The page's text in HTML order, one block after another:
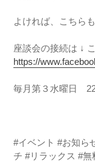
よければ、こちら
座談会の接続は ↓
https://
毎月第３水曜日
#イベント #お知ら
チ #リラックス #無